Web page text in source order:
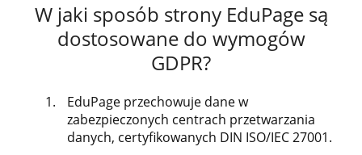
W jaki sposób strony EduPage są
dostosowane do wymogów
GDPR?
EduPage przechowuje dane w
zabezpieczonych centrach przetwarzania
danych, certyfikowanych DIN ISO/IEC 27001.